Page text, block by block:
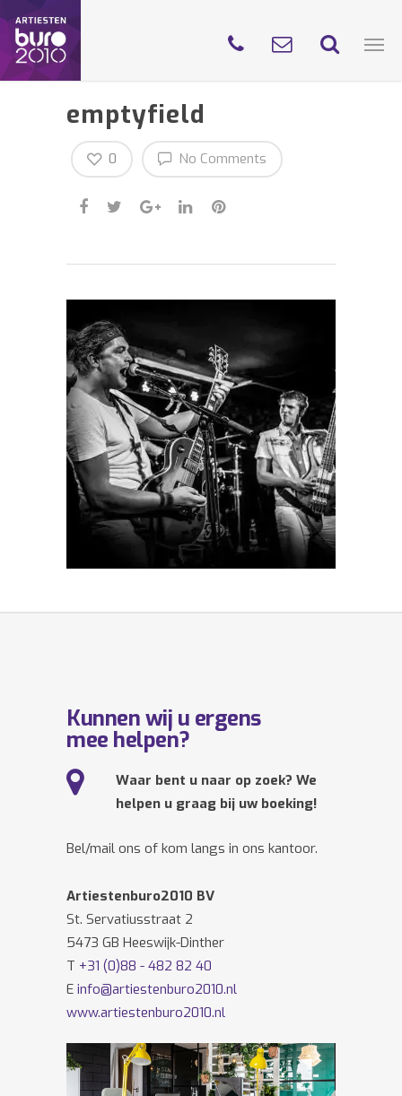
emptyfield
No Comments
0
Kunnen wij u ergens
mee helpen?
Waar bent u naar op zoek? We
helpen u graag bij uw boeking!
Bel/mail ons of kom langs in ons kantoor.
Artiestenburo2010 BV
St. Servatiusstraat 2
5473 GB Heeswijk-Dinther
T +31 (0)88 - 482 82 40
E info@artiestenburo2010.nl
www.artiestenburo2010.nl
Volg ons ook opFacebookenTwitter